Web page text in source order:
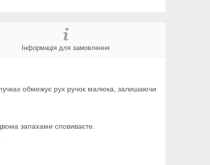
Інформація для замовлення
обмежує рух ручок малюка, залишаючи
запахами сповиваєте.